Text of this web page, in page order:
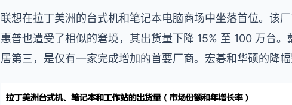
联想在拉丁美洲的台式机和笔记本电脑商场中坐落首位。该
惠普也遭受了相似的窘境，其出货量下降 15% 至 100 万台
居第三，是仅有一家完成增加的首要厂商。宏碁和华硕的降